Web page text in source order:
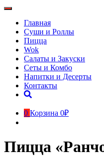
Главная
Суши и Роллы
Пицца
Wok
Салаты и Закуски
Сеты и Комбо
Напитки и Десерты
Контакты
0 Корзина 0₽
Пицца